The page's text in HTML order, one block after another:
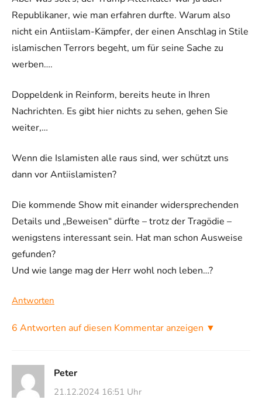
Republikaner, wie man erfahren durfte. Warum also
nicht ein Antiislam-Kämpfer, der einen Anschlag in Stile
islamischen Terrors begeht, um für seine Sache zu
werben….
Doppeldenk in Reinform, bereits heute in Ihren
Nachrichten. Es gibt hier nichts zu sehen, gehen Sie
weiter,…
Wenn die Islamisten alle raus sind, wer schützt uns
dann vor Antiislamisten?
Die kommende Show mit einander widersprechenden
Details und „Beweisen“ dürfte – trotz der Tragödie –
wenigstens interessant sein. Hat man schon Ausweise
gefunden?
Und wie lange mag der Herr wohl noch leben…?
Antworten
6 Antworten auf diesen Kommentar anzeigen ▼
Peter
21.12.2024 16:51 Uhr